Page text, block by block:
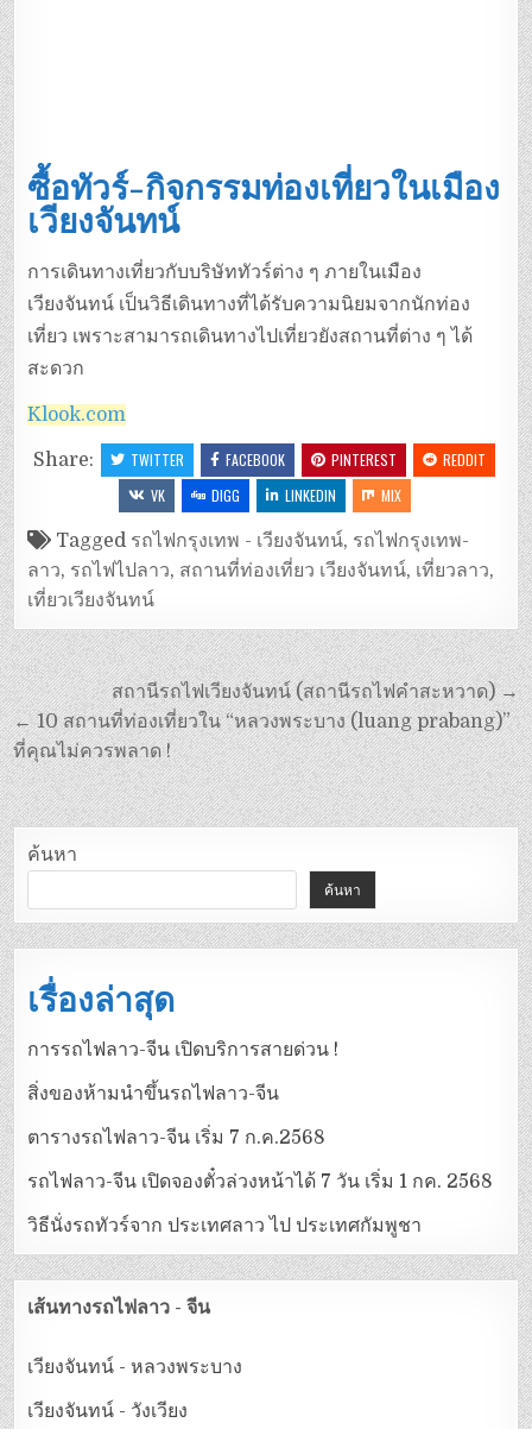
ซื้อทัวร์-กิจกรรมท่องเที่ยวในเมือง
เวียงจันทน์
การเดินทางเที่ยวกับบริษัททัวร์ต่าง ๆ ภายในเมือง
เวียงจันทน์ เป็นวิธีเดินทางที่ได้รับความนิยมจากนักท่อง
เที่ยว เพราะสามารถเดินทางไปเที่ยวยังสถานที่ต่าง ๆ ได้
สะดวก
Klook.com
Share: TWITTER FACEBOOK PINTEREST
REDDIT
VK
DIGG LINKEDIN MIX
Tagged รถไฟกรุงเทพ - เวียงจันทน์, รถไฟกรุงเทพ-
ลาว, รถไฟไปลาว, สถานที่ท่องเที่ยว เวียงจันทน์, เที่ยวลาว,
เที่ยวเวียงจันทน์
สถานีรถไฟเวียงจันทน์ (สถานีรถไฟคำสะหวาด) →
← 10 สถานที่ท่องเที่ยวใน “หลวงพระบาง (luang prabang)”
ที่คุณไม่ควรพลาด !
ค้นหา
ค้นหา
เรื่องล่าสุด
การรถไฟลาว-จีน เปิดบริการสายด่วน !
สิ่งของห้ามนำขึ้นรถไฟลาว-จีน
ตารางรถไฟลาว-จีน เริ่ม 7 ก.ค.2568
รถไฟลาว-จีน เปิดจองตั๋วล่วงหน้าได้ 7 วัน เริ่ม 1 กค. 2568
วิธีนั่งรถทัวร์จาก ประเทศลาว ไป ประเทศกัมพูชา
เส้นทางรถไฟลาว - จีน
เวียงจันทน์ - หลวงพระบาง
เวียงจันทน์ - วังเวียง